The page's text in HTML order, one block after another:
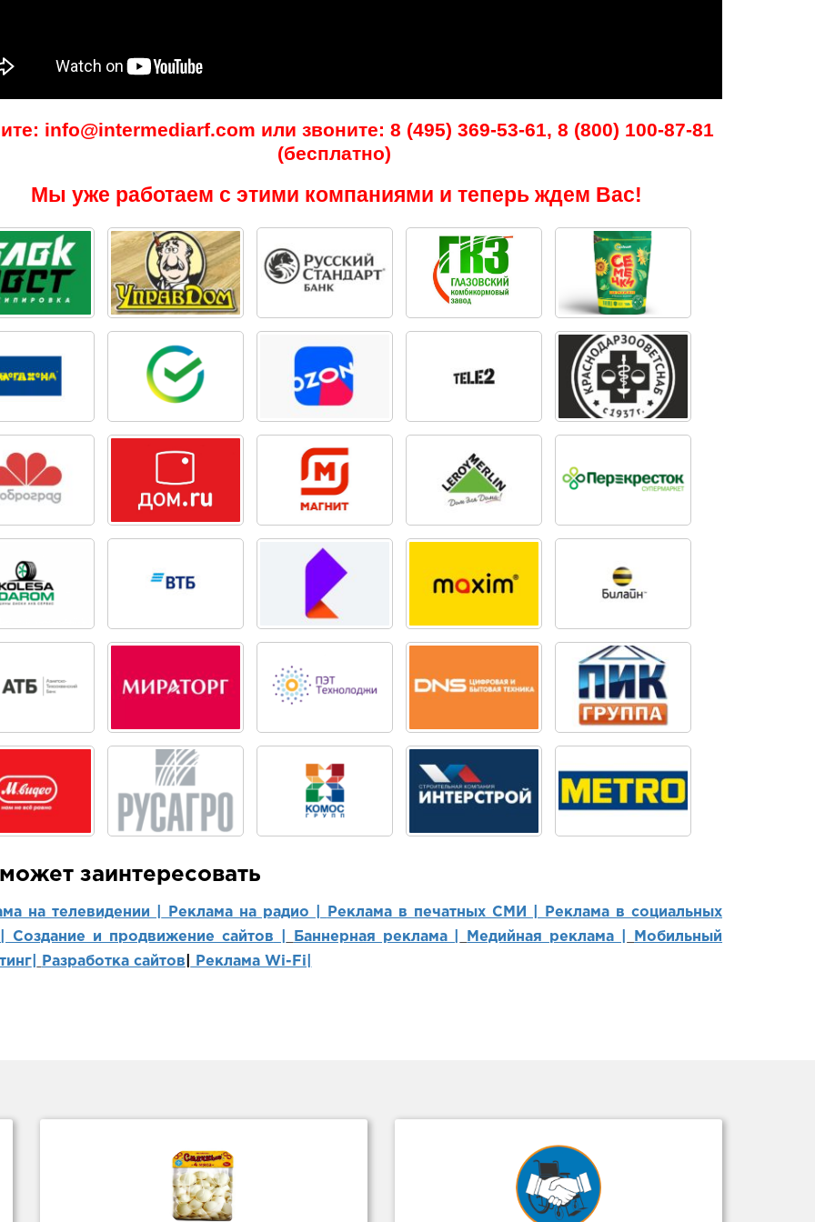
info@intermediarf.com или звоните: 8 (495) 369-53-61, 8 (800) 100-87-81
(бесплатно)
Мы уже работаем с этими компаниями и теперь ждем Вас!
заинтересовать
на телевидении | Реклама на радио | Реклама в печатных СМИ |
Реклама в социальных
| Создание и продвижение сайтов
Баннерная реклама | Медийная реклама |
Мобильный
| Разработка сайтов Реклама Wi-Fi|